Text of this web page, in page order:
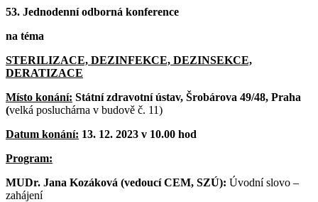
53. Jednodenní odborná konference
na téma
STERILIZACE, DEZINFEKCE, DEZINSEKCE,
DERATIZACE
Místo konání: Státní zdravotní ústav, Šrobárova 49/48, Praha
(velká posluchárna v budově č. 11)
Datum konání: 13. 12. 2023 v 10.00 hod
Program:
MUDr. Jana Kozáková (vedoucí CEM, SZÚ): Úvodní slovo –
zahájení